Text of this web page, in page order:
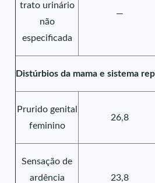
trato urinário
não
especificada
—
Distúrbios da mama e sistema
Prurido genital
feminino
26,8
Sensação de
ardência
23,8